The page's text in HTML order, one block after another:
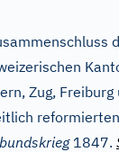
Zug, Freiburg
1847.